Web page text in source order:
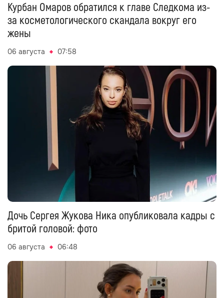
Курбан Омаров обратился к главе Следкома из-
за косметологического скандала вокруг его
жены
06 августа 07:58
Дочь Сергея Жукова Ника опубликовала кадры с
бритой головой: фото
06 августа 06:48